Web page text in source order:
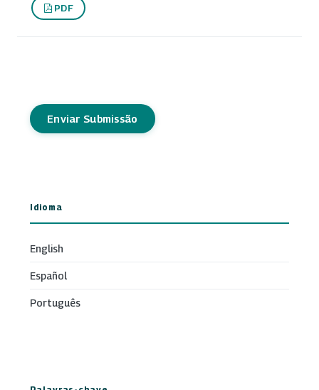
PDF
Enviar Submissão
Idioma
English
Español
Português